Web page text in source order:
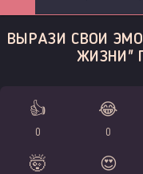
ВЫРАЗИ СВОИ
ЖИЗНИ"
👍
0
😂
0
🤯 😍